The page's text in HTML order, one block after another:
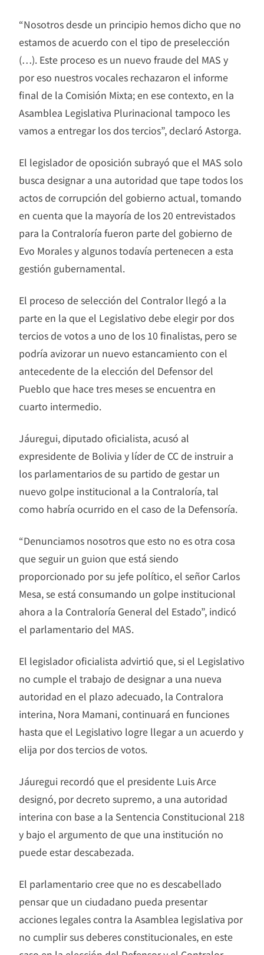
“Nosotros desde un principio hemos dicho que no
estamos de acuerdo con el tipo de preselección
(…). Este proceso es un nuevo fraude del MAS y
por eso nuestros vocales rechazaron el informe
final de la Comisión Mixta; en ese contexto, en la
Asamblea Legislativa Plurinacional tampoco les
vamos a entregar los dos tercios”, declaró Astorga.
El legislador de oposición subrayó que el MAS solo
busca designar a una autoridad que tape todos los
actos de corrupción del gobierno actual, tomando
en cuenta que la mayoría de los 20 entrevistados
para la Contraloría fueron parte del gobierno de
Evo Morales y algunos todavía pertenecen a esta
gestión gubernamental.
El proceso de selección del Contralor llegó a la
parte en la que el Legislativo debe elegir por dos
tercios de votos a uno de los 10 finalistas, pero se
podría avizorar un nuevo estancamiento con el
antecedente de la elección del Defensor del
Pueblo que hace tres meses se encuentra en
cuarto intermedio.
Jáuregui, diputado oficialista, acusó al
expresidente de Bolivia y líder de CC de instruir a
los parlamentarios de su partido de gestar un
nuevo golpe institucional a la Contraloría, tal
como habría ocurrido en el caso de la Defensoría.
“Denunciamos nosotros que esto no es otra cosa
que seguir un guion que está siendo
proporcionado por su jefe político, el señor Carlos
Mesa, se está consumando un golpe institucional
ahora a la Contraloría General del Estado”, indicó
el parlamentario del MAS.
El legislador oficialista advirtió que, si el Legislativo
no cumple el trabajo de designar a una nueva
autoridad en el plazo adecuado, la Contralora
interina, Nora Mamani, continuará en funciones
hasta que el Legislativo logre llegar a un acuerdo y
elija por dos tercios de votos.
Jáuregui recordó que el presidente Luis Arce
designó, por decreto supremo, a una autoridad
interina con base a la Sentencia Constitucional 218
y bajo el argumento de que una institución no
puede estar descabezada.
El parlamentario cree que no es descabellado
pensar que un ciudadano pueda presentar
acciones legales contra la Asamblea legislativa por
no cumplir sus deberes constitucionales, en este